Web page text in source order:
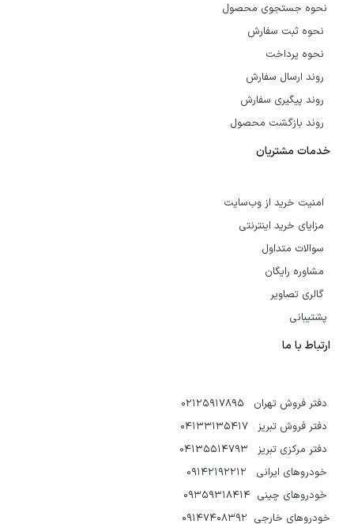
نحوه جستجوی محصول
نحوه ثبت سفارش
نحوه پرداخت
روند ارسال سفارش
روند پیگیری سفارش
روند بازگشت محصول
خدمات مشتریان
امنیت خرید از وب‌سایت
مزایای خرید اینترنتی
سوالات متداول
مشاوره رایگان
گالری تصاویر
پشتیبانی
ارتباط با ما
دفتر فروش تهران 02125917895
دفتر فروش تبریز 04133135417
دفتر مرکزی تبریز 04135514793
خودروهای ایرانی 09142192212
خودروهای چینی 09359318414
خودروهای خارجی 09147408392